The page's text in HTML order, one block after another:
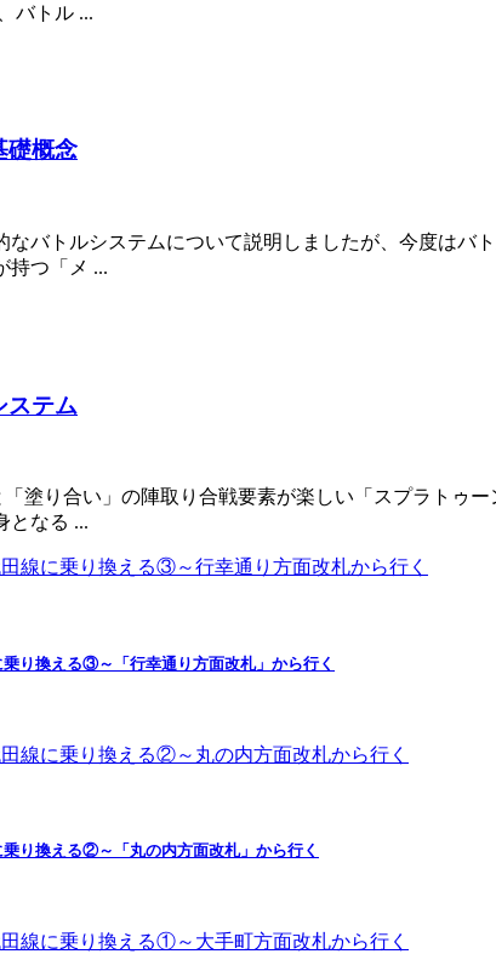
バトル ...
概念
バトルシステムについて説明しましたが、今度は
持つ「メ ...
テム
塗り合い」の陣取り合戦要素が楽しい「スプラトゥ
となる ...
り換える③～「行幸通り方面改札」から行く
り換える②～「丸の内方面改札」から行く